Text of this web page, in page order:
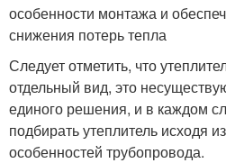
особенности монтажа и
снижения потерь тепла
Следует отметить, что
отдельный вид, это
единого решения, и в каждом
подбирать утеплитель исходя
особенностей трубопровода.